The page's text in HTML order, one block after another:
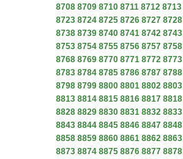
8708 8709 8710 8711 8712 8713
8723 8724 8725 8726 8727 8728
8738 8739 8740 8741 8742 8743
8753 8754 8755 8756 8757 8758
8768 8769 8770 8771 8772 8773
8783 8784 8785 8786 8787 8788
8798 8799 8800 8801 8802 8803
8813 8814 8815 8816 8817 8818
8828 8829 8830 8831 8832 8833
8843 8844 8845 8846 8847 8848
8858 8859 8860 8861 8862 8863
8873 8874 8875 8876 8877 8878